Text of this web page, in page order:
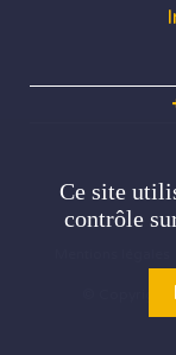
Ce site
contrôle